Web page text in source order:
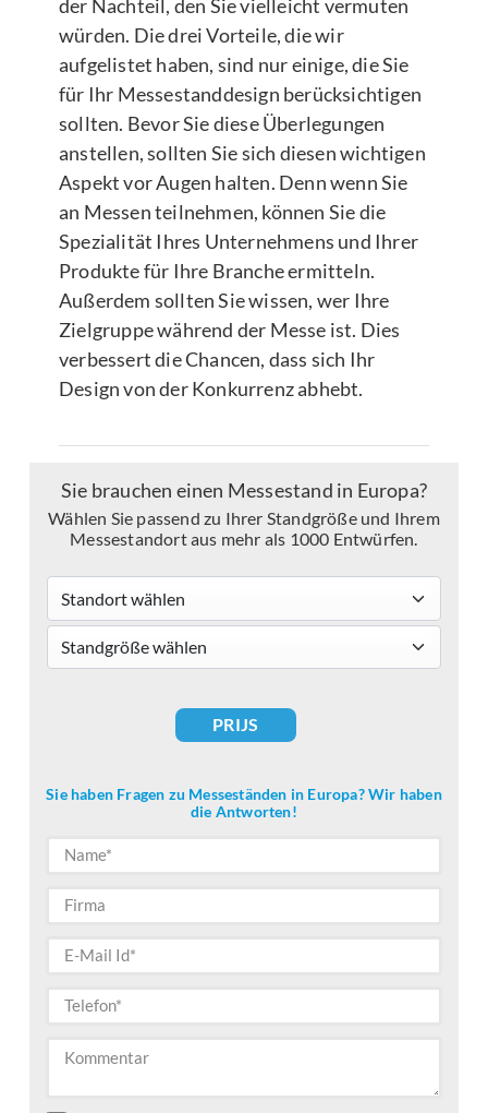
der Nachteil, den Sie vielleicht vermuten
würden. Die drei Vorteile, die wir
aufgelistet haben, sind nur einige, die Sie
für Ihr Messestanddesign berücksichtigen
sollten. Bevor Sie diese Überlegungen
anstellen, sollten Sie sich diesen wichtigen
Aspekt vor Augen halten. Denn wenn Sie
an Messen teilnehmen, können Sie die
Spezialität Ihres Unternehmens und Ihrer
Produkte für Ihre Branche ermitteln.
Außerdem sollten Sie wissen, wer Ihre
Zielgruppe während der Messe ist. Dies
verbessert die Chancen, dass sich Ihr
Design von der Konkurrenz abhebt.
Sie brauchen einen Messestand in Europa?
Wählen Sie passend zu Ihrer Standgröße und Ihrem
Messestandort aus mehr als 1000 Entwürfen.
PRIJS
Sie haben Fragen zu Messeständen in Europa? Wir haben
die Antworten!